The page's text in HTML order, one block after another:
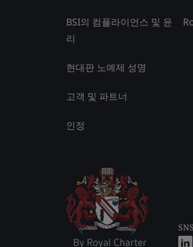
BSI의 컴플라이언스 및 윤
리
현대판 노예제 성명
고객 및 파트너
인정
SNS